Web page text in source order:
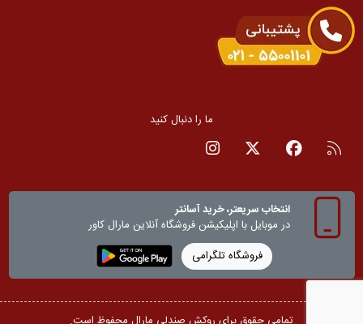
ما را دنبال کنید
RSS صفحه فیسبوک
صفحه تویترصفحه اینستاگرام
انتخاب سریعتر، خرید آسانتر
در موبایل با اپلیکیشن‌ فروشگاه آنلاین مارال کاور
فروشگاه تلگرامی